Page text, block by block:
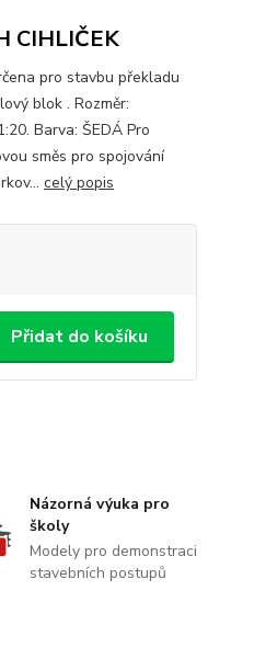
CIHLIČEK
pro stavbu překladu
blok . Rozměr:
Barva: ŠEDÁ Pro
směs pro spojování
celý popis
Přidat do košíku
Názorná výuka pro
školy
Modely pro demonstraci
stavebních postupů